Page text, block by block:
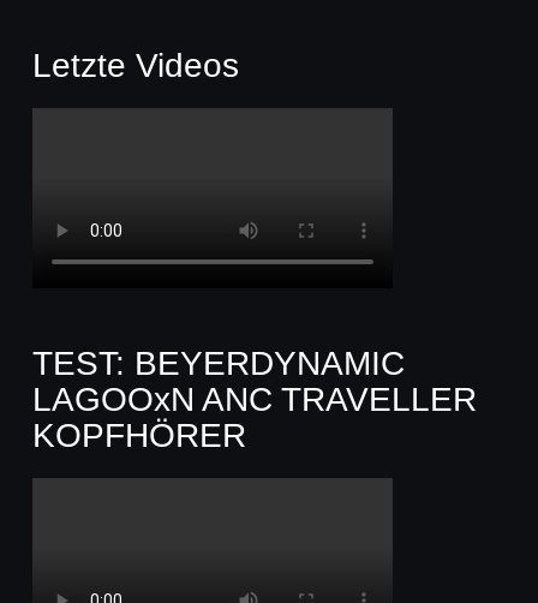
Letzte Videos
TEST: BEYERDYNAMIC
LAGOOxN ANC TRAVELLER
KOPFHÖRER